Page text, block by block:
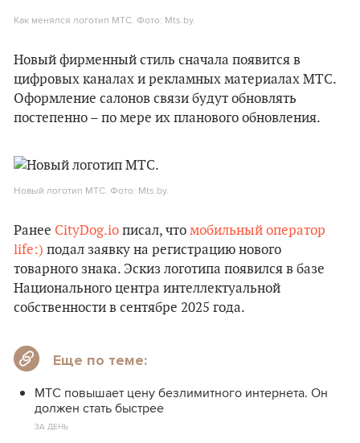
Как менялся логотип МТС. Фото: Mts.by.
Новый фирменный стиль сначала появится в
цифровых каналах и рекламных материалах МТС.
Оформление салонов связи будут обновлять
постепенно – по мере их планового обновления.
Новый логотип МТС. Фото: Mts.by.
Ранее CityDog.io писал, что мобильный оператор
life:) подал заявку на регистрацию нового
товарного знака. Эскиз логотипа появился в базе
Национального центра интеллектуальной
собственности в сентябре 2025 года.
Еще по теме:
МТС повышает цену безлимитного интернета. Он
должен стать быстрее
ЗА ДЕНЬ